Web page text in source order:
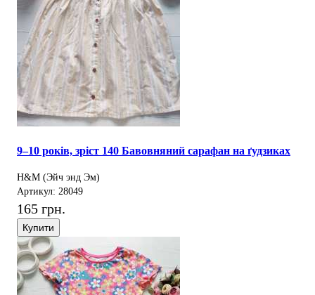
9–10 років, зріст 140 Бавовняний сарафан на ґудзиках
H&M (Эйч энд Эм)
Артикул: 28049
165 грн.
Купити